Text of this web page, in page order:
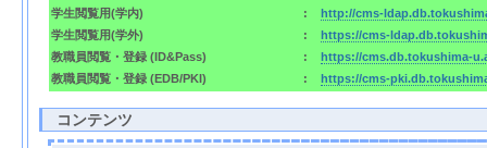
学生閲覧用(学内)
:
http://cms-
学生閲覧用(学外)
:
https://cms-
教職員閲覧・登録 (ID&Pass)
:
https://cms.db.tokushima-
教職員閲覧・登録 (EDB/PKI)
: https://cms-
コンテンツ